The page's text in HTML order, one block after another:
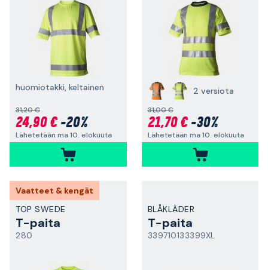
huomiotakki, keltainen
31,20 €
24,90 €-20%
Lähetetään ma 10. elokuuta
2 versiota
31,00 €
21,70 €-30%
Lähetetään ma 10. elokuuta
Vaatteet & kengät
TOP SWEDE
T-paita
280
BLÅKLÄDER
T-paita
339710133399XL